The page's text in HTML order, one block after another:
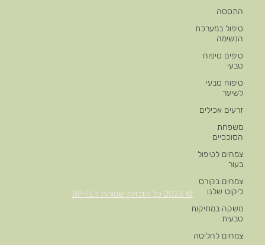
התססה
טיפול במערכת
הנשימה
טיפים טיפוח
טבעי
טיפוח טבעי
לשיער
זרעים אכילים
משפחת
הסוככיים
צמחים לטיפול
בעור
צמחים בקורס
ליקוט שלנו
משקה במתיקות
טבעית
צמחים לחליטה
© 2023 כל הזכויות שמורות לBP-IL